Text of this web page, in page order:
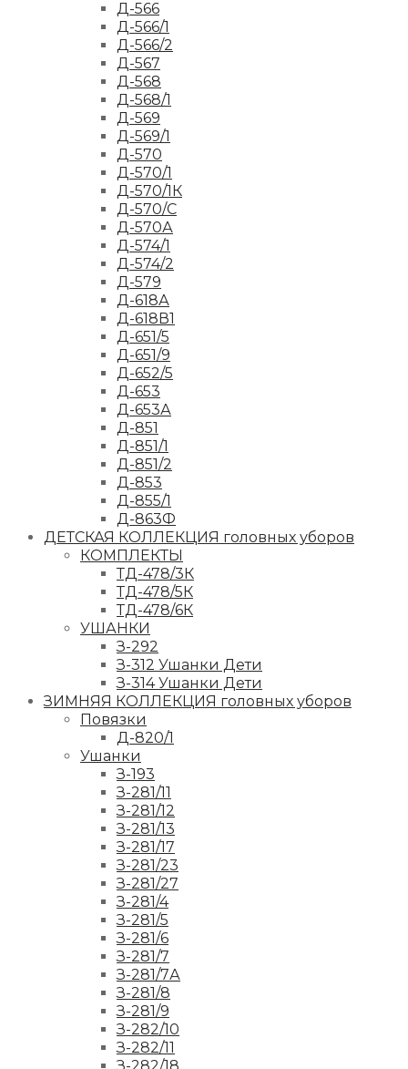
Д-566
Д-566/1
Д-566/2
Д-567
Д-568
Д-568/1
Д-569
Д-569/1
Д-570
Д-570/1
Д-570/1К
Д-570/С
Д-570А
Д-574/1
Д-574/2
Д-579
Д-618А
Д-618В1
Д-651/5
Д-651/9
Д-652/5
Д-653
Д-653А
Д-851
Д-851/1
Д-851/2
Д-853
Д-855/1
Д-863Ф
ДЕТСКАЯ КОЛЛЕКЦИЯ головных уборов
КОМПЛЕКТЫ
ТД-478/3К
ТД-478/5К
ТД-478/6К
УШАНКИ
З-292
З-312 Ушанки Дети
З-314 Ушанки Дети
ЗИМНЯЯ КОЛЛЕКЦИЯ головных уборов
Повязки
Д-820/1
Ушанки
З-193
З-281/11
З-281/12
З-281/13
З-281/17
З-281/23
З-281/27
З-281/4
З-281/5
З-281/6
З-281/7
З-281/7А
З-281/8
З-281/9
З-282/10
З-282/11